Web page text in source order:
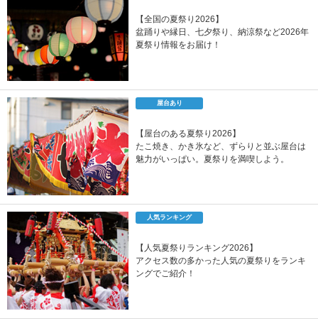
【全国の夏祭り2026】
盆踊りや縁日、七夕祭り、納涼祭など2026年
夏祭り情報をお届け！
屋台あり
【屋台のある夏祭り2026】
たこ焼き、かき氷など、ずらりと並ぶ屋台は
魅力がいっぱい。夏祭りを満喫しよう。
人気ランキング
【人気夏祭りランキング2026】
アクセス数の多かった人気の夏祭りをランキ
ングでご紹介！